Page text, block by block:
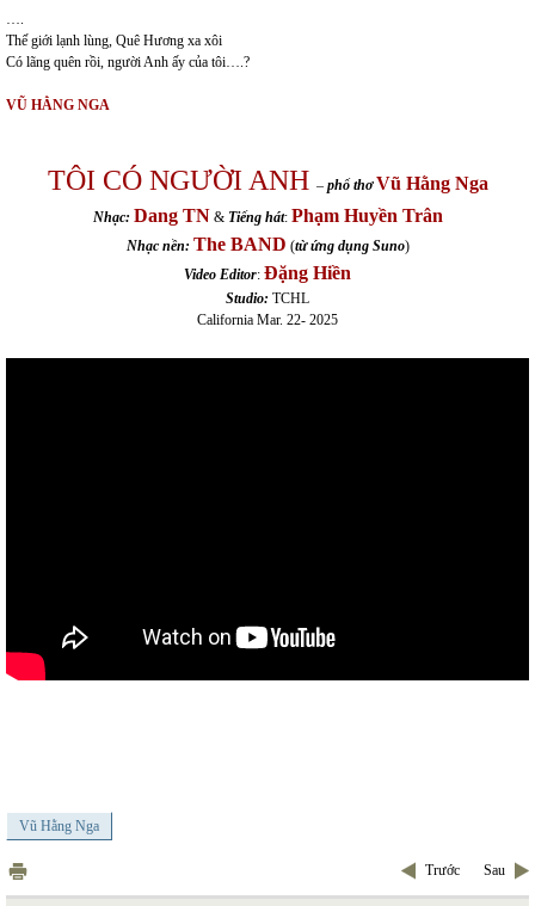
….
Thế giới lạnh lùng, Quê Hương xa xôi
Có lãng quên rồi, người Anh ấy của tôi….?
VŨ HẰNG NGA
TÔI CÓ NGƯỜI ANH –phổ thơ Vũ Hằng Nga
Nhạc: Dang TN & Tiếng hát: Phạm Huyền Trân
Nhạc nền: The BAND (từ ứng dụng Suno)
Video Editor: Đặng Hiền
Studio: TCHL
California Mar. 22- 2025
Vũ Hằng Nga
Trước Sau